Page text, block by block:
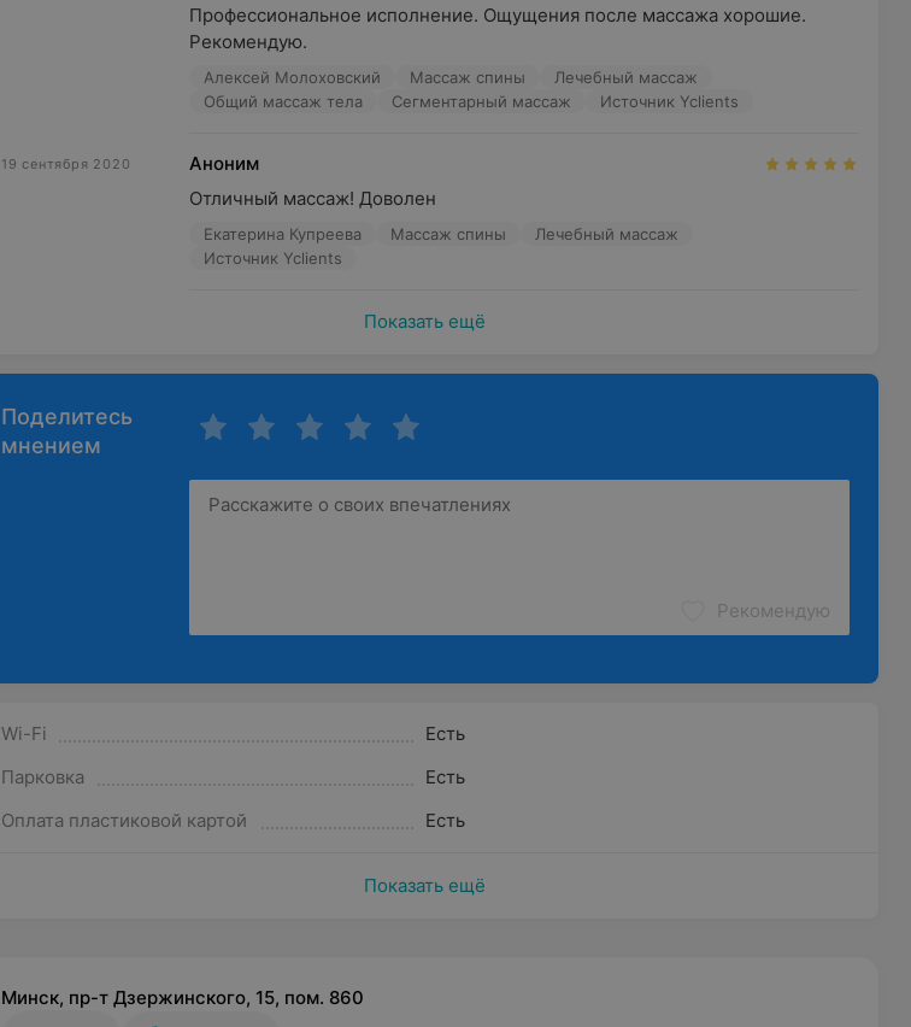
Профессиональное исполнение. Ощущения после массажа хорошие.
Рекомендую.
Алексей Молоховский Массаж спины
Лечебный массаж
Общий массаж тела
Сегментарный массаж Источник Yclients
19 сентября 2020
Аноним
Отличный массаж! Доволен
Екатерина Купреева Массаж спины
Лечебный массаж
Источник Yclients
Показать ещё
Поделитесь
мнением
Рекомендую
Wi-Fi
Есть
Парковка
Есть
Оплата пластиковой картой
Есть
Показать ещё
Минск, пр-т Дзержинского, 15, пом. 860